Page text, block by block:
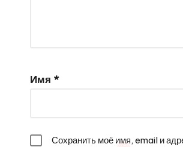
Имя *
Сохранить моё имя, email и